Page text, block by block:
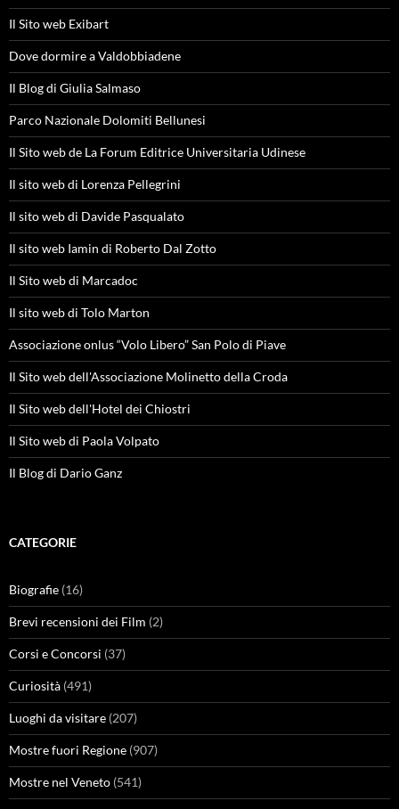
Il Sito web Exibart
Dove dormire a Valdobbiadene
Il Blog di Giulia Salmaso
Parco Nazionale Dolomiti Bellunesi
Il Sito web de La Forum Editrice Universitaria Udinese
Il sito web di Lorenza Pellegrini
Il sito web di Davide Pasqualato
Il sito web Iamin di Roberto Dal Zotto
Il Sito web di Marcadoc
Il sito web di Tolo Marton
Associazione onlus “Volo Libero” San Polo di Piave
Il Sito web dell'Associazione Molinetto della Croda
Il Sito web dell'Hotel dei Chiostri
Il Sito web di Paola Volpato
Il Blog di Dario Ganz
CATEGORIE
Biografie (16)
Brevi recensioni dei Film (2)
Corsi e Concorsi (37)
Curiosità (491)
Luoghi da visitare (207)
Mostre fuori Regione (907)
Mostre nel Veneto (541)